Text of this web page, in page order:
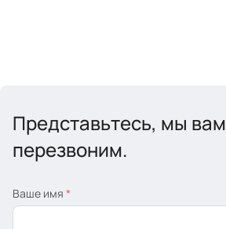
Представьтесь, мы вам
перезвоним.
Ваше имя *